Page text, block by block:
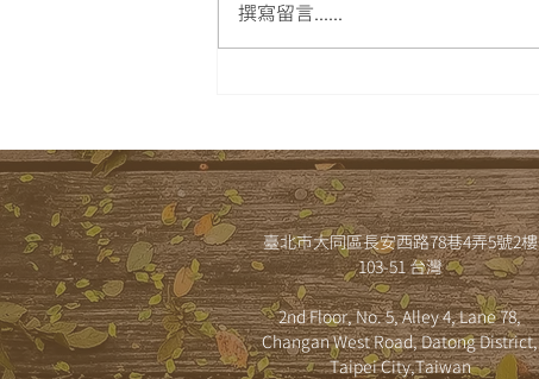
語囡仔古！歇熱做伙來 】
撰寫留言......
臺北市大同區長安西路78巷4弄5號2樓
103-51 台灣
2nd Floor, No. 5, Alley 4, Lane 78,
Changan West Road, Datong District,
Taipei City,Taiwan